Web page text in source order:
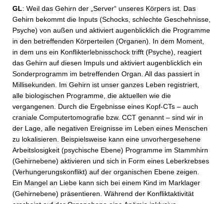
GL: Weil das Gehirn der „Server“ unseres Körpers ist. Das
Gehirn bekommt die Inputs (Schocks, schlechte Geschehnisse,
Psyche) von außen und aktiviert augenblicklich die Programme
in den betreffenden Körperteilen (Organen). In dem Moment,
in dem uns ein Konflikterlebnisschock trifft (Psyche), reagiert
das Gehirn auf diesen Impuls und aktiviert augenblicklich ein
Sonderprogramm im betreffenden Organ. All das passiert in
Millisekunden. Im Gehirn ist unser ganzes Leben registriert,
alle biologischen Programme, die aktuellen wie die
vergangenen. Durch die Ergebnisse eines Kopf-CTs – auch
craniale Computertomografie bzw. CCT genannt – sind wir in
der Lage, alle negativen Ereignisse im Leben eines Menschen
zu lokalisieren. Beispielsweise kann eine unvorhergesehene
Arbeitslosigkeit (psychische Ebene) Programme im Stammhirn
(Gehirnebene) aktivieren und sich in Form eines Leberkrebses
(Verhungerungskonflikt) auf der organischen Ebene zeigen.
Ein Mangel an Liebe kann sich bei einem Kind im Marklager
(Gehirnebene) präsentieren. Während der Konfliktaktivität